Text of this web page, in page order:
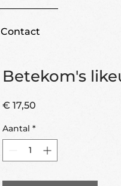
Contact
Betekom's
€ 17,50
Aantal *